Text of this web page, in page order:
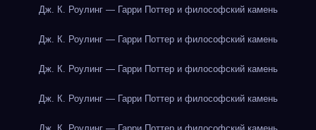
Дж. К. Роулинг — Гарри Поттер и философский камень
Дж. К. Роулинг — Гарри Поттер и философский камень
Дж. К. Роулинг — Гарри Поттер и философский камень
Дж. К. Роулинг — Гарри Поттер и философский камень